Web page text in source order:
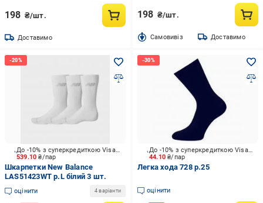
198 ₴/шт.
Доставимо
198 ₴/шт.
Cамовивіз Доставимо
539.10₴/пар
До -10% з суперкредиткою Visa Вигода
Шкарпетки New Balance
LAS51423WT р.L білий 3 шт.
оцінити 4 варіанти
44.10₴/пар
До -10% з суперкредиткою Visa Вигода
Легка хода 728 р.25
оцінити